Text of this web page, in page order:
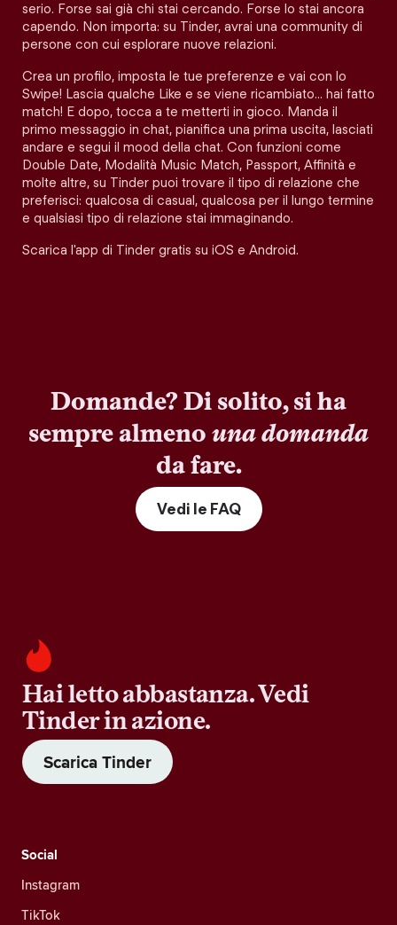
serio. Forse sai già chi stai cercando. Forse lo stai ancora
capendo. Non importa: su Tinder, avrai una community di
persone con cui esplorare nuove relazioni.
Crea un profilo, imposta le tue preferenze e vai con lo
Swipe! Lascia qualche Like e se viene ricambiato… hai fatto
match! E dopo, tocca a te metterti in gioco. Manda il
primo messaggio in chat, pianifica una prima uscita, lasciati
andare e segui il mood della chat. Con funzioni come
Double Date, Modalità Music Match, Passport, Affinità e
molte altre, su Tinder puoi trovare il tipo di relazione che
preferisci: qualcosa di casual, qualcosa per il lungo termine
e qualsiasi tipo di relazione stai immaginando.
Scarica l'app di Tinder gratis su iOS e Android.
Domande? Di solito, si ha
sempre almeno una domanda
da fare.
Vedi le FAQ
Hai letto abbastanza. Vedi
Tinder in azione.
Scarica Tinder
Social
Instagram
TikTok